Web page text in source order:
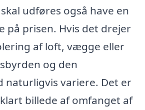
udføres også have en
på prisen. Hvis det drejer
af loft, vægge eller
og den
naturligvis variere. Det er
billede af omfanget af